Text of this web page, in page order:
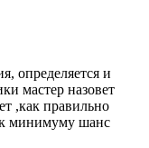
определяется и
мастер назовет
,как правильно
к минимуму шанс